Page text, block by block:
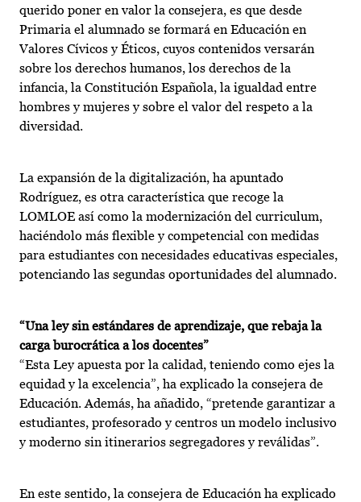
querido poner en valor la consejera, es que desde
Primaria el alumnado se formará en Educación en
Valores Cívicos y Éticos, cuyos contenidos versarán
sobre los derechos humanos, los derechos de la
infancia, la Constitución Española, la igualdad entre
hombres y mujeres y sobre el valor del respeto a la
diversidad.
La expansión de la digitalización, ha apuntado
Rodríguez, es otra característica que recoge la
LOMLOE así como la modernización del curriculum,
haciéndolo más flexible y competencial con medidas
para estudiantes con necesidades educativas especiales,
potenciando las segundas oportunidades del alumnado.
“Una ley sin estándares de aprendizaje, que rebaja la
carga burocrática a los docentes”
“Esta Ley apuesta por la calidad, teniendo como ejes la
equidad y la excelencia”, ha explicado la consejera de
Educación. Además, ha añadido, “pretende garantizar a
estudiantes, profesorado y centros un modelo inclusivo
y moderno sin itinerarios segregadores y reválidas”.
En este sentido, la consejera de Educación ha explicado